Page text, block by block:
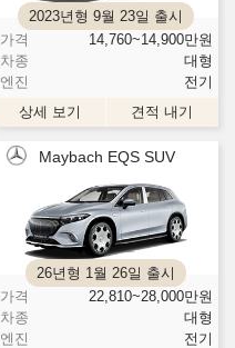
2023년형 9월 23일 출시
가격
14,760~14,900만원
차종
대형
엔진
전기
상세 보기
견적 내기
Maybach EQS SUV
26년형 1월 26일 출시
가격
22,810~28,000만원
차종
대형
엔진
전기